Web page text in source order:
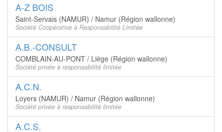
A-Z BOIS
Saint-Servais (NAMUR) / Namur (Région wallonne)
Société Coopérative à Responsabilité Limitée
A.B.-CONSULT
COMBLAIN-AU-PONT / Liège (Région wallonne)
Société privée à responsabilité limitée
A.C.N.
Loyers (NAMUR) / Namur (Région wallonne)
Société privée à responsabilité limitée
A.C.S.